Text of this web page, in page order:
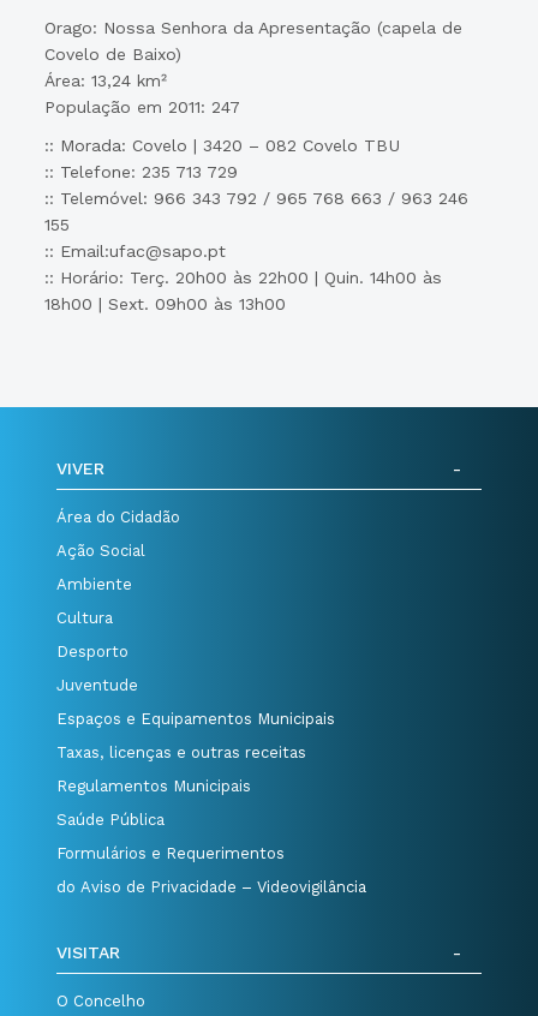
Orago: Nossa Senhora da Apresentação (capela de
Covelo de Baixo)
Área: 13,24 km²
População em 2011: 247
:: Morada: Covelo | 3420 – 082 Covelo TBU
:: Telefone: 235 713 729
:: Telemóvel: 966 343 792 / 965 768 663 / 963 246
155
:: Email:ufac@sapo.pt
:: Horário: Terç. 20h00 às 22h00 | Quin. 14h00 às
18h00 | Sext. 09h00 às 13h00
VIVER
Área do Cidadão
Ação Social
Ambiente
Cultura
Desporto
Juventude
Espaços e Equipamentos Municipais
Taxas, licenças e outras receitas
Regulamentos Municipais
Saúde Pública
Formulários e Requerimentos
do Aviso de Privacidade – Videovigilância
VISITAR
O Concelho